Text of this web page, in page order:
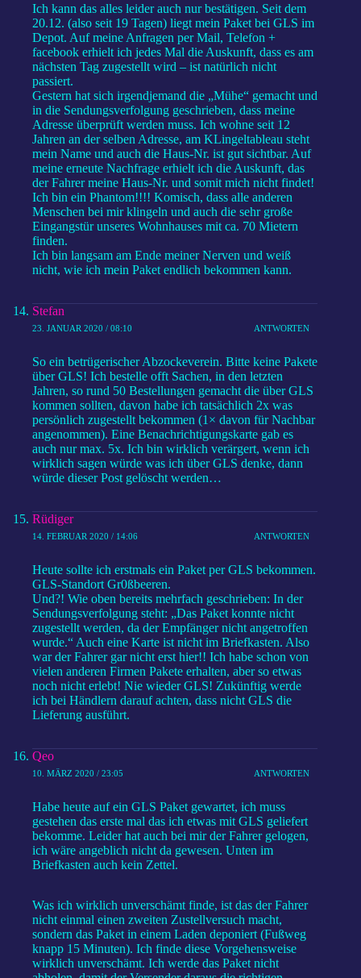
Ich kann das alles leider auch nur bestätigen. Seit dem
20.12. (also seit 19 Tagen) liegt mein Paket bei GLS im
Depot. Auf meine Anfragen per Mail, Telefon +
facebook erhielt ich jedes Mal die Auskunft, dass es am
nächsten Tag zugestellt wird – ist natürlich nicht
passiert.
Gestern hat sich irgendjemand die „Mühe“ gemacht und
in die Sendungsverfolgung geschrieben, dass meine
Adresse überprüft werden muss. Ich wohne seit 12
Jahren an der selben Adresse, am KLingeltableau steht
mein Name und auch die Haus-Nr. ist gut sichtbar. Auf
meine erneute Nachfrage erhielt ich die Auskunft, das
der Fahrer meine Haus-Nr. und somit mich nicht findet!
Ich bin ein Phantom!!!! Komisch, dass alle anderen
Menschen bei mir klingeln und auch die sehr große
Eingangstür unseres Wohnhauses mit ca. 70 Mietern
finden.
Ich bin langsam am Ende meiner Nerven und weiß
nicht, wie ich mein Paket endlich bekommen kann.
Stefan
23. JANUAR 2020 / 08:10 ANTWORTEN
So ein betrügerischer Abzockeverein. Bitte keine Pakete
über GLS! Ich bestelle offt Sachen, in den letzten
Jahren, so rund 50 Bestellungen gemacht die über GLS
kommen sollten, davon habe ich tatsächlich 2x was
persönlich zugestellt bekommen (1× davon für Nachbar
angenommen). Eine Benachrichtigungskarte gab es
auch nur max. 5x. Ich bin wirklich verärgert, wenn ich
wirklich sagen würde was ich über GLS denke, dann
würde dieser Post gelöscht werden…
Rüdiger
14. FEBRUAR 2020 / 14:06 ANTWORTEN
Heute sollte ich erstmals ein Paket per GLS bekommen.
GLS-Standort Gr0ßbeeren.
Und?! Wie oben bereits mehrfach geschrieben: In der
Sendungsverfolgung steht: „Das Paket konnte nicht
zugestellt werden, da der Empfänger nicht angetroffen
wurde.“ Auch eine Karte ist nicht im Briefkasten. Also
war der Fahrer gar nicht erst hier!! Ich habe schon von
vielen anderen Firmen Pakete erhalten, aber so etwas
noch nicht erlebt! Nie wieder GLS! Zukünftig werde
ich bei Händlern darauf achten, dass nicht GLS die
Lieferung ausführt.
Qeo
10. MÄRZ 2020 / 23:05 ANTWORTEN
Habe heute auf ein GLS Paket gewartet, ich muss
gestehen das erste mal das ich etwas mit GLS geliefert
bekomme. Leider hat auch bei mir der Fahrer gelogen,
ich wäre angeblich nicht da gewesen. Unten im
Briefkasten auch kein Zettel.
Was ich wirklich unverschämt finde, ist das der Fahrer
nicht einmal einen zweiten Zustellversuch macht,
sondern das Paket in einem Laden deponiert (Fußweg
knapp 15 Minuten). Ich finde diese Vorgehensweise
wirklich unverschämt. Ich werde das Paket nicht